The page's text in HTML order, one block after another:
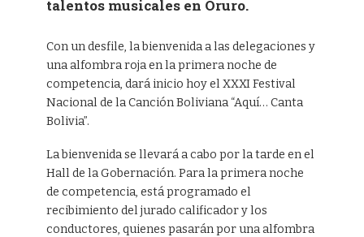
talentos musicales en Oruro.
Con un desfile, la bienvenida a las delegaciones y
una alfombra roja en la primera noche de
competencia, dará inicio hoy el XXXI Festival
Nacional de la Canción Boliviana “Aquí… Canta
Bolivia”.
La bienvenida se llevará a cabo por la tarde en el
Hall de la Gobernación. Para la primera noche
de competencia, está programado el
recibimiento del jurado calificador y los
conductores, quienes pasarán por una alfombra